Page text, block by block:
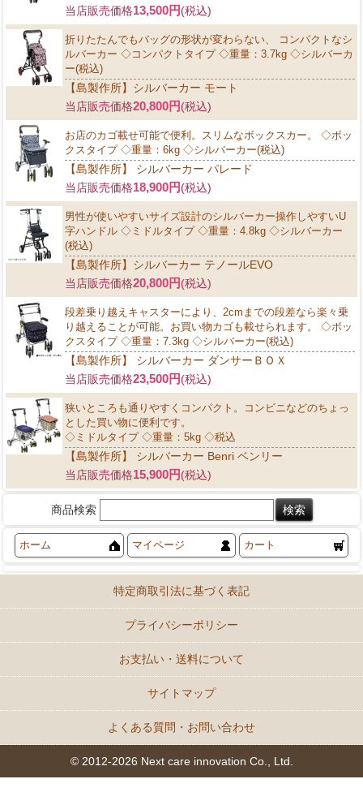
当店販売価格13,500円(税込)
折りたたんでもバッグの形状が変わらない、 コンパクトなシ
ルバーカー ◇コンパクトタイプ ◇重量：3.7kg ◇シルバーカ
ー(税込)
【島製作所】シルバーカー モート
当店販売価格20,800円(税込)
お店のカゴ載せ可能で便利。スリムなボックスカー。 ◇ボッ
クスタイプ ◇重量：6kg ◇シルバーカー(税込)
【島製作所】 シルバーカー パレード
当店販売価格18,900円(税込)
男性が使いやすいサイズ設計のシルバーカー操作しやすいU
字ハンドル ◇ミドルタイプ ◇重量：4.8kg ◇シルバーカー
(税込)
【島製作所】シルバーカー テノールEVO
当店販売価格20,800円(税込)
段差乗り越えキャスターにより、2cmまでの段差なら楽々乗
り越えることが可能。お買い物カゴも載せられます。 ◇ボッ
クスタイプ ◇重量：7.3kg ◇シルバーカー(税込)
【島製作所】 シルバーカー ダンサーＢＯＸ
当店販売価格23,500円(税込)
狭いところも通りやすくコンパクト。コンビニなどのちょっ
とした買い物に便利です。
◇ミドルタイプ ◇重量：5kg ◇税込
【島製作所】 シルバーカー Benri ベンリー
当店販売価格15,900円(税込)
商品検索
ホーム マイページ カート
特定商取引法に基づく表記
プライバシーポリシー
お支払い・送料について
サイトマップ
よくある質問・お問い合わせ
© 2012-2026 Next care innovation Co., Ltd.